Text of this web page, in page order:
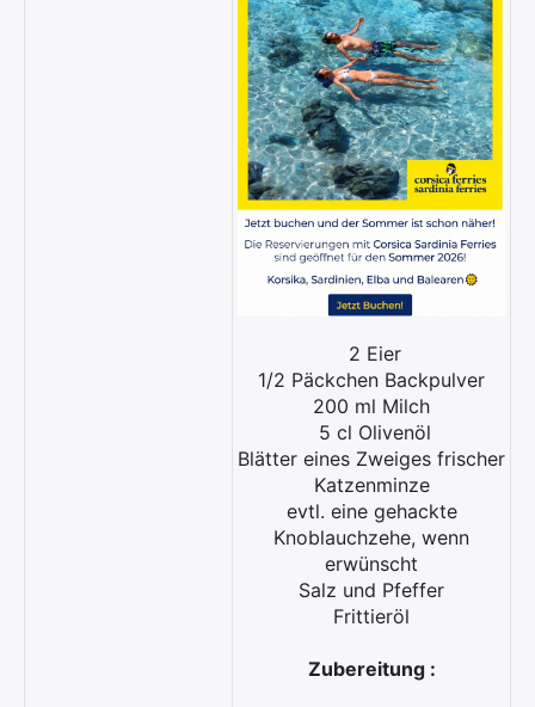
2 Eier
1/2 Päckchen Backpulver
200 ml Milch
5 cl Olivenöl
Blätter eines Zweiges frischer
Katzenminze
evtl. eine gehackte
Knoblauchzehe, wenn
erwünscht
Salz und Pfeffer
Frittieröl
Zubereitung :